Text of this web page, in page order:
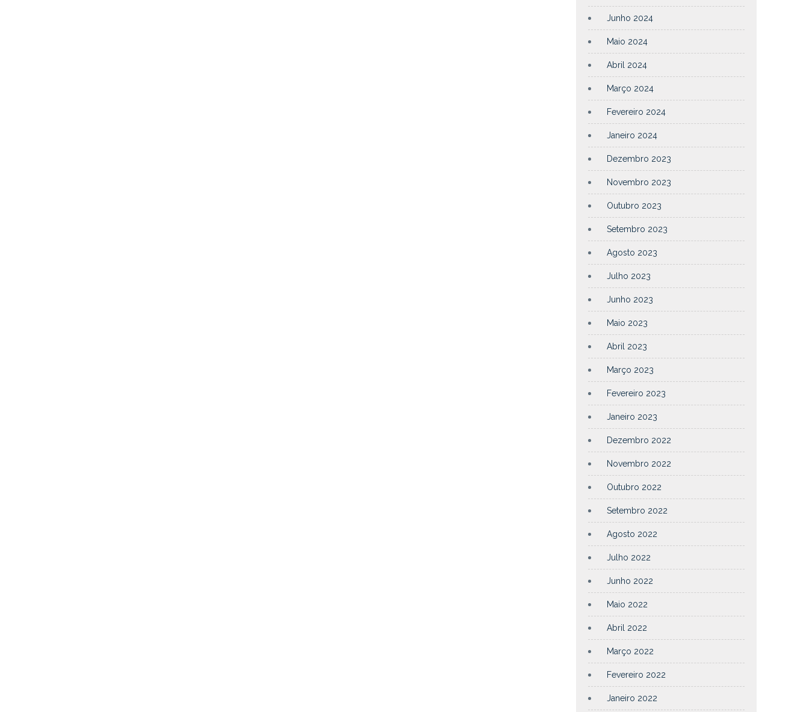
Junho 2024
Maio 2024
Abril 2024
Março 2024
Fevereiro 2024
Janeiro 2024
Dezembro 2023
Novembro 2023
Outubro 2023
Setembro 2023
Agosto 2023
Julho 2023
Junho 2023
Maio 2023
Abril 2023
Março 2023
Fevereiro 2023
Janeiro 2023
Dezembro 2022
Novembro 2022
Outubro 2022
Setembro 2022
Agosto 2022
Julho 2022
Junho 2022
Maio 2022
Abril 2022
Março 2022
Fevereiro 2022
Janeiro 2022